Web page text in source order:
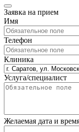
Заявка на прием
Имя
Телефон
Клиника
Услуга/специалист
Желаемая дата и